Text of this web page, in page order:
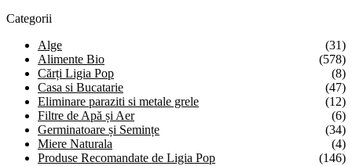
Categorii
Alge
(31)
Alimente Bio
(578)
Cărți Ligia Pop
(8)
Casa si Bucatarie
(47)
Eliminare paraziti si metale grele
(12)
Filtre de Apă și Aer
(6)
Germinatoare și Semințe
(34)
Miere Naturala
(4)
Produse Recomandate de Ligia Pop
(146)